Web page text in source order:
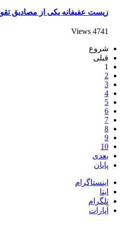
زیست عفیفانه یکی از مصادیق تقوا
4741 Views
شروع
قبلی
1
2
3
4
5
6
7
8
9
10
بعدی
پایان
اینستاگرام
ایتا
تلگرام
آپارات